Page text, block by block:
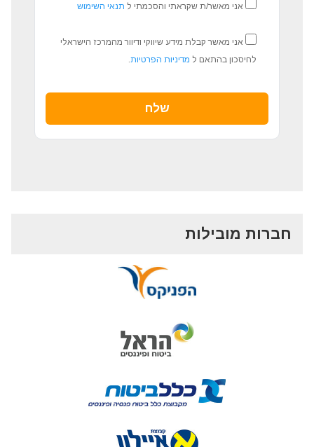
אני מאשר/ת שקראתי והסכמתי ל תנאי השימוש
אני מאשר קבלת מידע שיווקי ודיוור מהמרכז הישראלי
לחיסכון בהתאם ל מדיניות הפרטיות
חברות מובילות